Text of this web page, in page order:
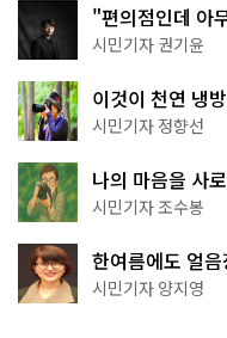
"편의점인데 아
한 편의점의 정체
시민기자 권기윤
이것이 천연 냉
나볼까
시민기자 정향선
나의 마음을 사
상작 공개!
시민기자 조수봉
한여름에도 얼
천국이네~
시민기자 양지영